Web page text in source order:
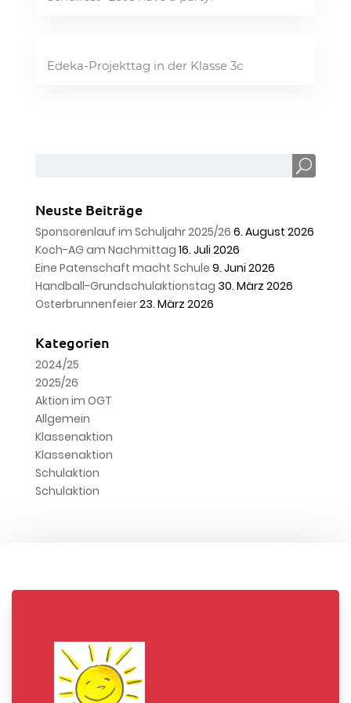
Edeka-Projekttag in der Klasse 3c
Neuste Beiträge
Sponsorenlauf im Schuljahr 2025/26 6. August 2026
Koch-AG am Nachmittag 16. Juli 2026
Eine Patenschaft macht Schule 9. Juni 2026
Handball-Grundschulaktionstag 30. März 2026
Osterbrunnenfeier23. März 2026
Kategorien
2024/25
2025/26
Aktion im OGT
Allgemein
Klassenaktion
Klassenaktion
Schulaktion
Schulaktion